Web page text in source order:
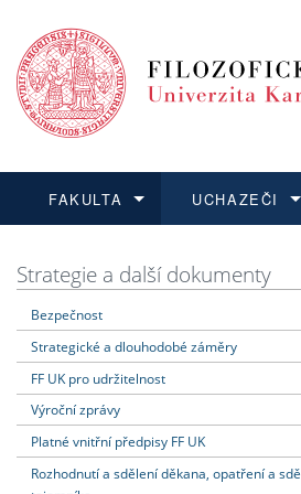
FAKULTA
Dozvědět se více
UCHAZEČI
Podat přihlášku
Dozvědět se více
Dozvědět se více
Dozvědět se více
Strategie a další dokumenty
Bezpečnost
Strategické a dlouhodobé záměry
FF UK pro udržitelnost
Výroční zprávy
Platné vnitřní předpisy FF UK
Rozhodnutí a sdělení děkana, opatření a